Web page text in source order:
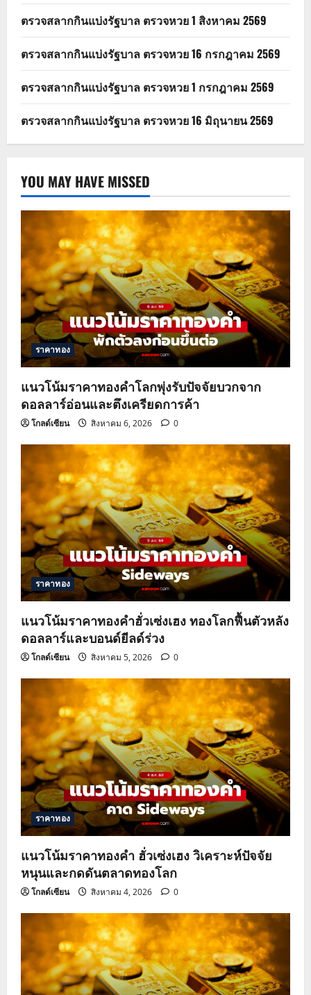
ตรวจสลากกินแบ่งรัฐบาล ตรวจหวย 1 สิงหาคม 2569
ตรวจสลากกินแบ่งรัฐบาล ตรวจหวย 16 กรกฎาคม 2569
ตรวจสลากกินแบ่งรัฐบาล ตรวจหวย 1 กรกฎาคม 2569
ตรวจสลากกินแบ่งรัฐบาล ตรวจหวย 16 มิถุนายน 2569
YOU MAY HAVE MISSED
ราคาทอง
แนวโน้มราคาทองคำโลกพุ่งรับปัจจัยบวกจาก
ดอลลาร์อ่อนและตึงเครียดการค้า
โกลด์เซียน สิงหาคม 6, 2026 0
ราคาทอง
แนวโน้มราคาทองคำฮั่วเซ่งเฮง ทองโลกฟื้นตัวหลัง
ดอลลาร์และบอนด์ยีลด์ร่วง
โกลด์เซียน สิงหาคม 5, 2026 0
ราคาทอง
แนวโน้มราคาทองคำ ฮั่วเซ่งเฮง วิเคราะห์ปัจจัย
หนุนและกดดันตลาดทองโลก
โกลด์เซียน สิงหาคม 4, 2026 0